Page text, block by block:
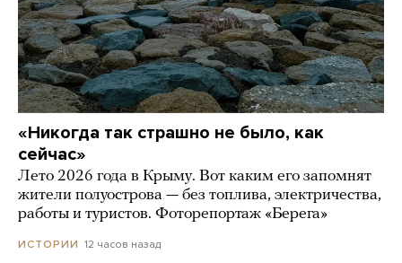
«Никогда так страшно не было, как
сейчас»
Лето 2026 года в Крыму. Вот каким его запомнят
жители полуострова — без топлива, электричества,
работы и туристов. Фоторепортаж «Берега»
ИСТОРИИ 12 часов назад